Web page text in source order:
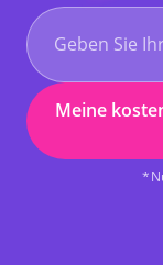
Meine